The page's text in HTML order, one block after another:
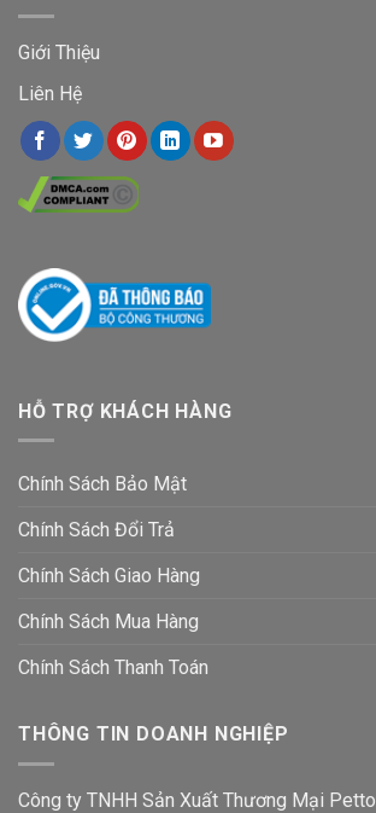
Giới Thiệu
Liên Hệ
HỖ TRỢ KHÁCH HÀNG
Chính Sách Bảo Mật
Chính Sách Đổi Trả
Chính Sách Giao Hàng
Chính Sách Mua Hàng
Chính Sách Thanh Toán
THÔNG TIN DOANH NGHIỆP
Công ty TNHH Sản Xuất Thương Mại Petto